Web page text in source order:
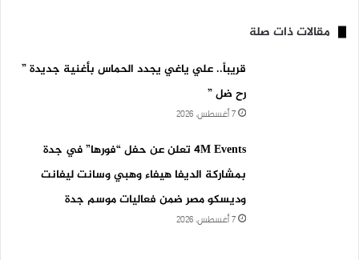
مقالات ذات صلة
قريباً.. علي ياغي يجدد الحماس بأغنية جديدة ”
رح ضل ”
7 أغسطس، 2026
4M Events تعلن عن حفل “فورها” في جدة
بمشاركة الديفا هيفاء وهبي وسانت ليفانت
وديسكو مصر ضمن فعاليات موسم جدة
7 أغسطس، 2026